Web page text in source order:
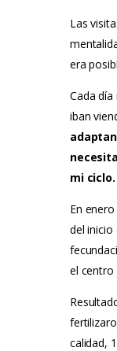
Las
era
Cada
iban
mi ciclo.
En
del inicio
el centro
calidad,